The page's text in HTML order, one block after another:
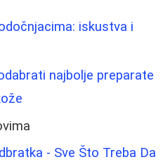
iskustva i
najbolje preparate
- Sve Što Treba Da